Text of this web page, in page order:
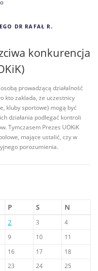
DR RAFAŁ R.
konkurencja
prowadzącą działalność
kto zaklada, że uczestnicy
kluby sportowe) mogą być
działania podlegać kontroli
Tymczasem Prezes UOKiK
mające ustalić, czy w
porozumienia.
P S N
2 3
4
9 10
11
16 17
18
23 24
25